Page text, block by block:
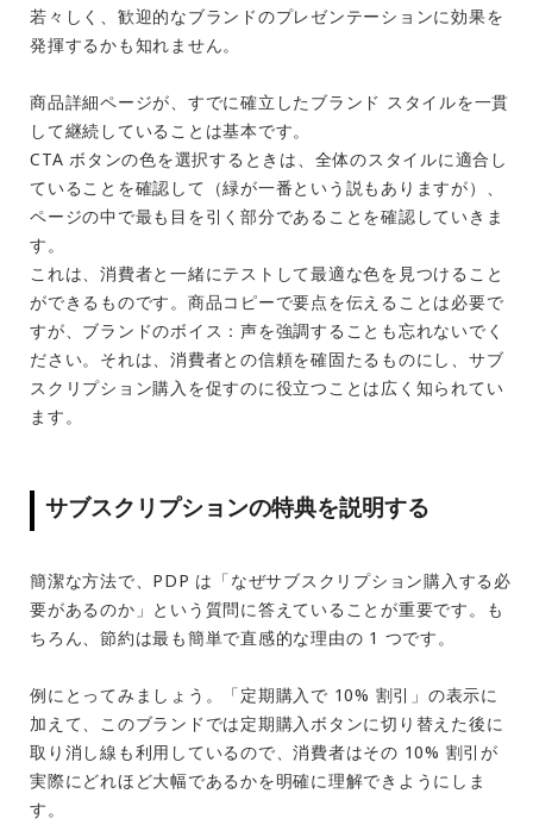
若々しく、歓迎的なブランドのプレゼンテーションに効果を
発揮するかも知れません。
商品詳細ページが、すでに確立したブランド スタイルを一貫
して継続していることは基本です。
CTA ボタンの色を選択するときは、全体のスタイルに適合し
ていることを確認して（緑が一番という説もありますが）、
ページの中で最も目を引く部分であることを確認していきま
す。
これは、消費者と一緒にテストして最適な色を見つけること
ができるものです。商品コピーで要点を伝えることは必要で
すが、ブランドのボイス：声を強調することも忘れないでく
ださい。それは、消費者との信頼を確固たるものにし、サブ
スクリプション購入を促すのに役立つことは広く知られてい
ます。
サブスクリプションの特典を説明する
簡潔な方法で、PDP は「なぜサブスクリプション購入する必
要があるのか​​」という質問に答えていることが重要です。も
ちろん、節約は最も簡単で直感的な理由の 1 つです。
例にとってみましょう。「定期購入で 10% 割引」の表示に
加えて、このブランドでは定期購入ボタンに切り替えた後に
取り消し線も利用しているので、消費者はその 10% 割引が
実際にどれほど大幅であるかを明確に理解できようにしま
す。